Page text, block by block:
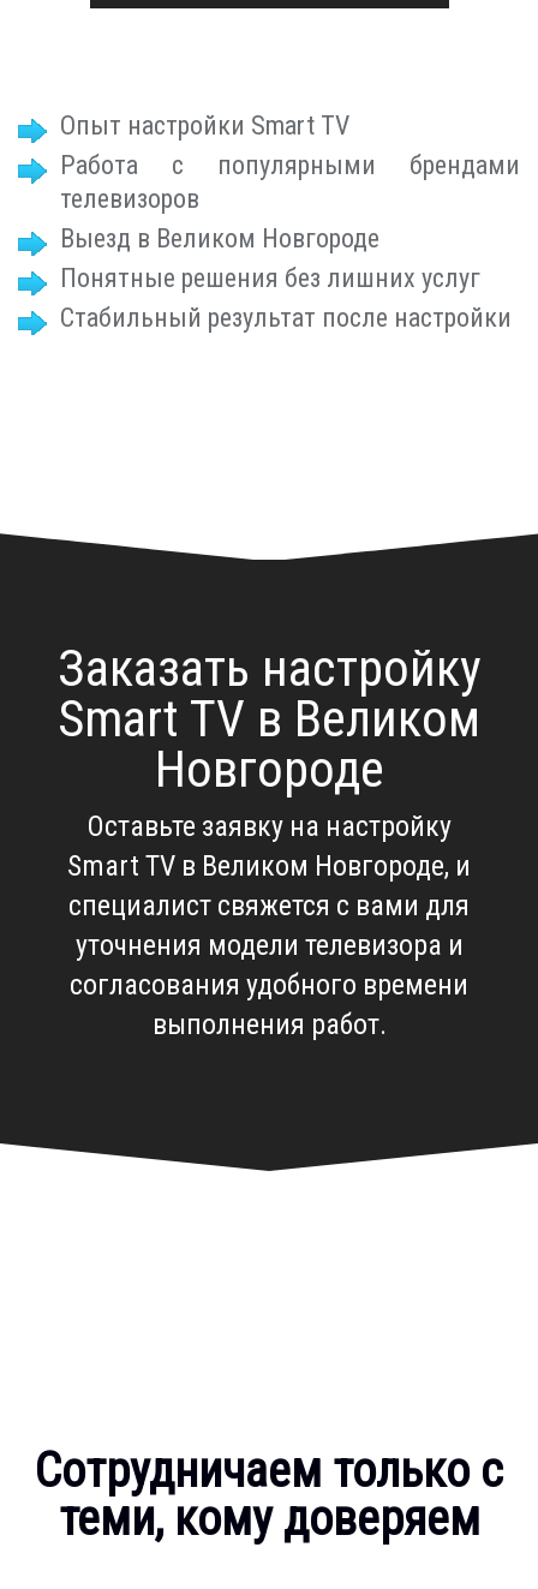
Опыт настройки Smart TV
Работа с популярными брендами
телевизоров
Выезд в Великом Новгороде
Понятные решения без лишних услуг
Стабильный результат после настройки
Заказать настройку
Smart TV в Великом
Новгороде
Оставьте заявку на настройку
Smart TV в Великом Новгороде, и
специалист свяжется с вами для
уточнения модели телевизора и
согласования удобного времени
выполнения работ.
Сотрудничаем только с
теми, кому доверяем